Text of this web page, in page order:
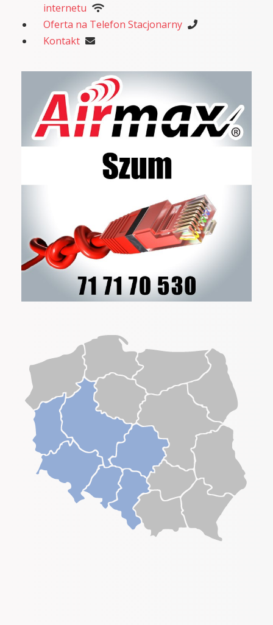
internetu
Oferta na Telefon Stacjonarny
Kontakt